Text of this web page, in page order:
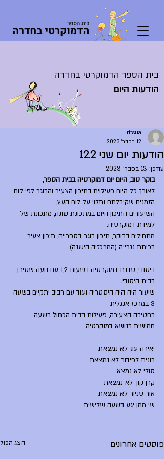
בית הספר הדמוקרטי בחדרה
הודעות היום
הודעות יום שני 12.2
iritsua
12 בפבר׳ 2023
עודכן: 13 בפבר׳ 2023
בוקר טוב, היום יום דמוקרטיה בבית הספר,
לאורך כל היום פעילוית בתיכון הצעיר והבוגר לפי לוח
הזמנים שקיבלתם ותלוי על לוח העץ,
השיעורים התיכון היום במתכונת שונה, מתכונת של
למידת דמוקרטיה.
מתחילים בבוקר, תיכון בוגר בספרייה, תיכון צעיר
בכיתת נגרייה (המרכזיה הישנה)
ביסודי, סדנת דמוקרטיה בשעות 1,2 עם נועה שטירן
בבית היסודי.
שיעור היה היה היסטריה ועוד עם רביב יתקיים בשעה
3 במרכז אנגלית
בחטיבה הצעירה, פעילות בבית הכחול בשעה
חמישית בנושא דמוקרטיה
יאירה עוז לא נמצאת
רונית לפידור לא נמצאת
סולי לא נמצא
קרן קוך לא נמצאת
אור סניור לא נמצאת
שי ממן יגע בשעה שלישית
פוסטים אחרונים הצג הכול